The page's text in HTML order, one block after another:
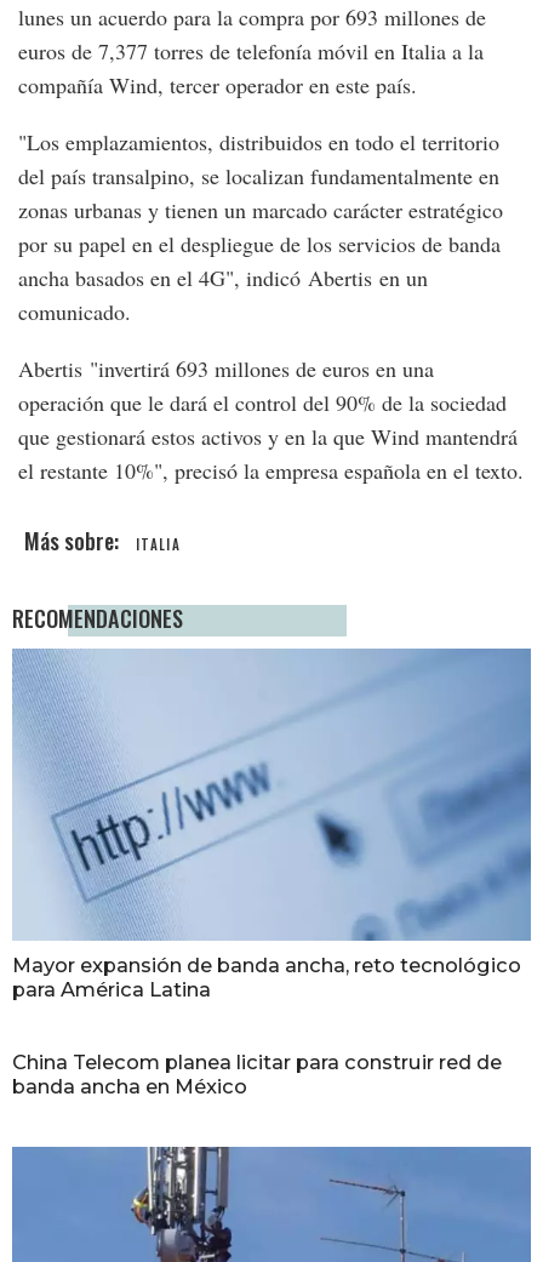
lunes un acuerdo para la compra por 693 millones de
euros de 7,377 torres de telefonía móvil en Italia a la
compañía Wind, tercer operador en este país.
"Los emplazamientos, distribuidos en todo el territorio
del país transalpino, se localizan fundamentalmente en
zonas urbanas y tienen un marcado carácter estratégico
por su papel en el despliegue de los servicios de banda
ancha basados en el 4G", indicó Abertis en un
comunicado.
Abertis "invertirá 693 millones de euros en una
operación que le dará el control del 90% de la sociedad
que gestionará estos activos y en la que Wind mantendrá
el restante 10%", precisó la empresa española en el texto.
ITALIA
RECOMENDACIONES
Mayor expansión de banda ancha, reto tecnológico
para América Latina
China Telecom planea licitar para construir red de
banda ancha en México